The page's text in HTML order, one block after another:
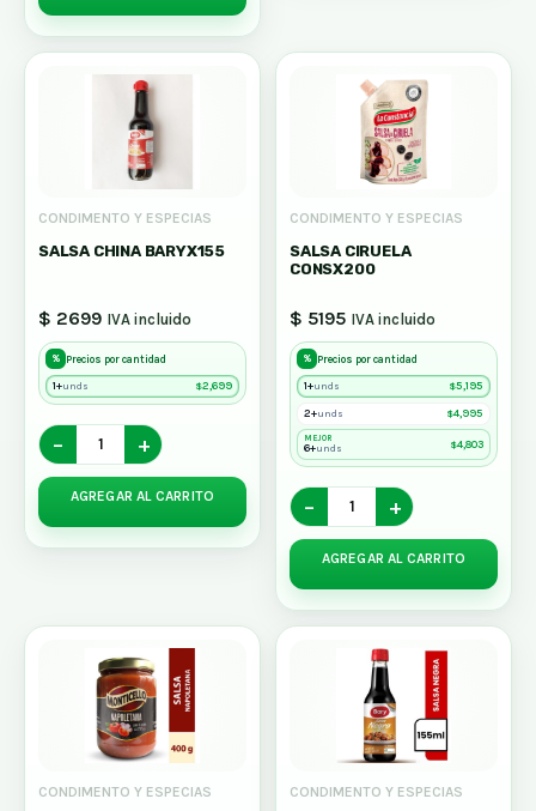
CONDIMENTO Y ESPECIAS
SALSA CHINA BARYX155
$ 2699 IVA incluido
% Precios por cantidad
1+unds $2,699
− +
AGREGAR AL CARRITO
CONDIMENTO Y ESPECIAS
SALSA CIRUELA
CONSX200
$ 5195 IVA incluido
% Precios por cantidad
1+unds $5,195
2+unds $4,995
MEJOR
6+unds $4,803
− +
AGREGAR AL CARRITO
CONDIMENTO Y ESPECIAS CONDIMENTO Y ESPECIAS